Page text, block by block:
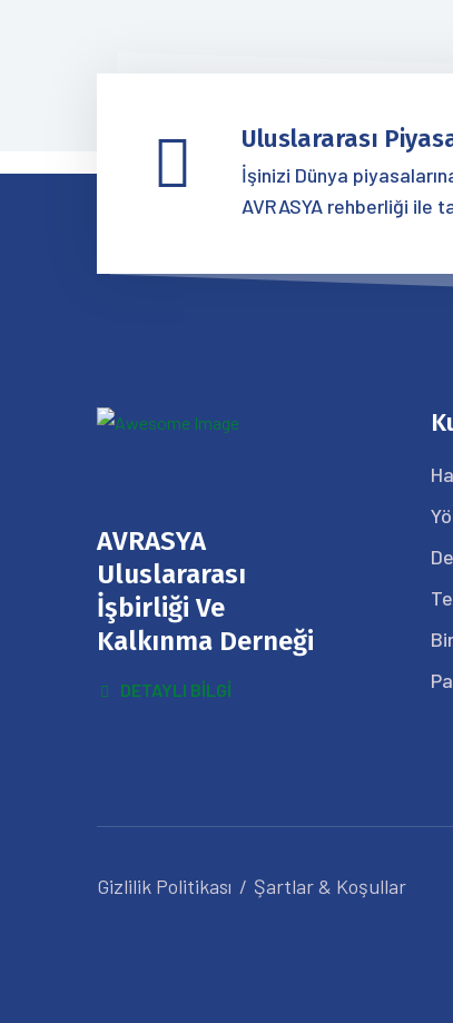
Uluslararası
İşinizi Dünya
AVRASYA rehberliği ile
AVRASYA
Uluslararası
İşbirliği Ve
Kalkınma Derneği
DETAYLI BILGI
Gizlilik Politikası Şartlar & Koşullar